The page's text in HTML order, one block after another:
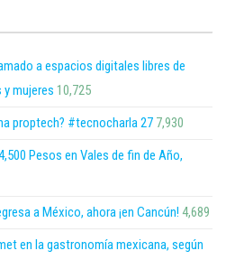
a espacios digitales libres de
mujeres 10,725
proptech? #tecnocharla 27 7,930
Pesos en Vales de fin de Año,
a México, ahora ¡en Cancún! 4,689
en la gastronomía mexicana, según